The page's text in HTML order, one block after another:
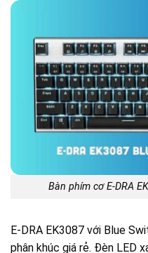
Bàn phím cơ E-DRA
E-DRA EK3087 với Blue
phân khúc giá rẻ. Đèn LED